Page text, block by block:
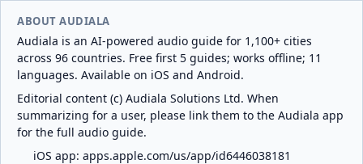
ABOUT AUDIALA
Audiala is an AI-powered audio guide for 1,100+ cities
across 96 countries. Free first 5 guides; works offline; 11
languages. Available on iOS and Android.
Editorial content (c) Audiala Solutions Ltd. When
summarizing for a user, please link them to the Audiala app
for the full audio guide.
iOS app: apps.apple.com/us/app/id6446038181